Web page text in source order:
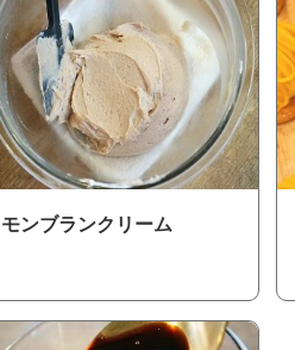
モンブランクリーム